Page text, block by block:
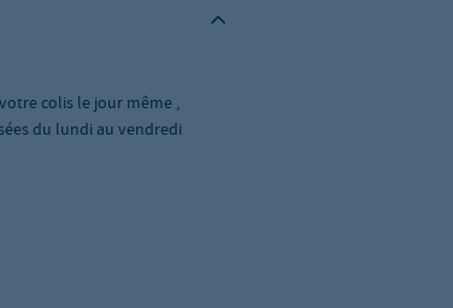
colis le jour même ,
du lundi au vendredi